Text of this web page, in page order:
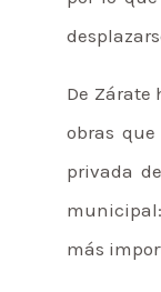
De Zárate
obras
privada
más